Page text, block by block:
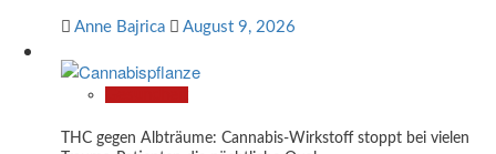
Anne Bajrica August 9, 2026
THC gegen Albträume: Cannabis-Wirkstoff stoppt bei vielen